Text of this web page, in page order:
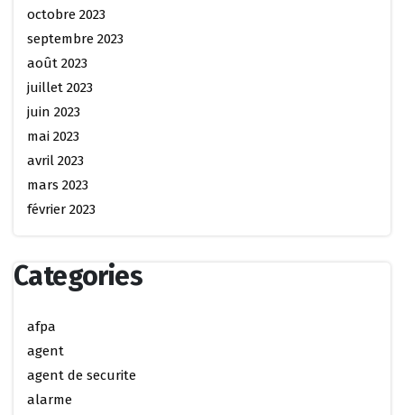
octobre 2023
septembre 2023
août 2023
juillet 2023
juin 2023
mai 2023
avril 2023
mars 2023
février 2023
Categories
afpa
agent
agent de securite
alarme